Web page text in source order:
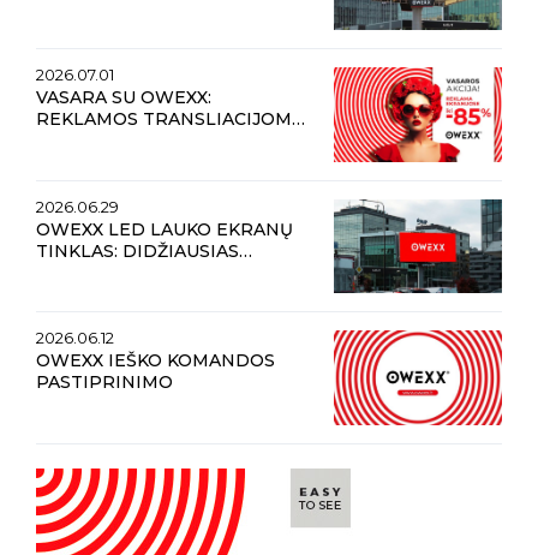
2026.07.01
VASARA SU OWEXX:
REKLAMOS TRANSLIACIJOMS
2026.06.29
OWEXX LED LAUKO EKRANŲ
TINKLAS: DIDŽIAUSIAS
2026.06.12
OWEXX IEŠKO KOMANDOS
PASTIPRINIMO